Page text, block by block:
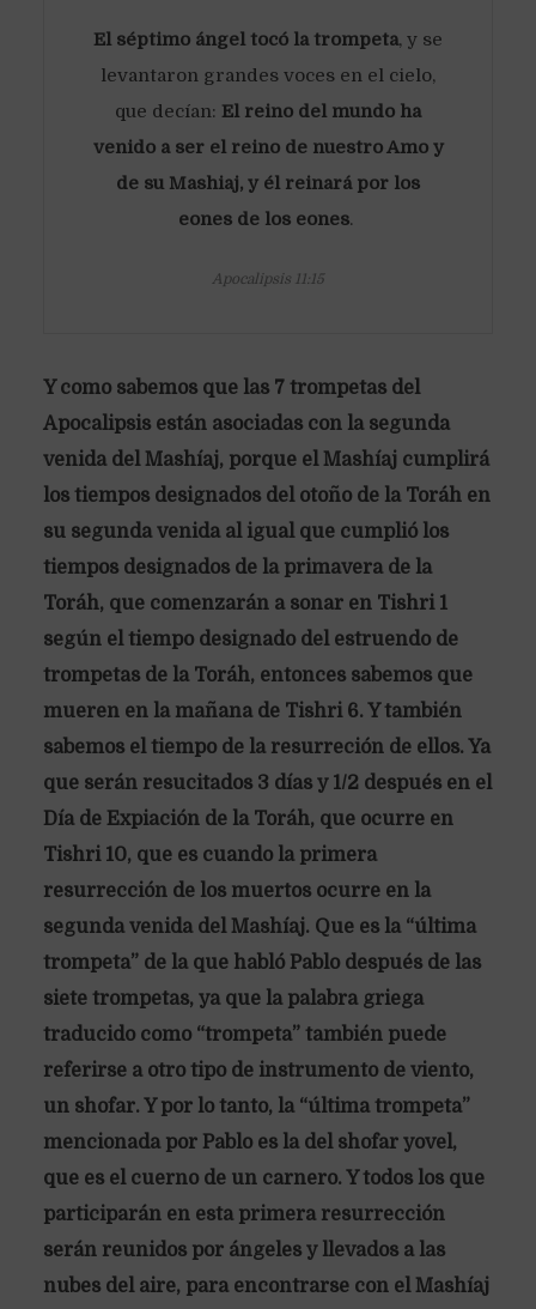
El séptimo ángel tocó la trompeta, y se
levantaron grandes voces en el cielo,
que decían: El reino del mundo ha
venido a ser el reino de nuestro Amo y
de su Mashiaj, y él reinará por los
eones de los eones.
Apocalipsis 11:15
Y como sabemos que las 7 trompetas del
Apocalipsis están asociadas con la segunda
venida del Mashíaj, porque el Mashíaj cumplirá
los tiempos designados del otoño de la Toráh en
su segunda venida al igual que cumplió los
tiempos designados de la primavera de la
Toráh, que comenzarán a sonar en Tishri 1
según el tiempo designado del estruendo de
trompetas de la Toráh, entonces sabemos que
mueren en la mañana de Tishri 6. Y también
sabemos el tiempo de la resurreción de ellos. Ya
que serán resucitados 3 días y 1/2 después en el
Día de Expiación de la Toráh, que ocurre en
Tishri 10, que es cuando la primera
resurrección de los muertos ocurre en la
segunda venida del Mashíaj. Que es la “última
trompeta” de la que habló Pablo después de las
siete trompetas, ya que la palabra griega
traducido como “trompeta” también puede
referirse a otro tipo de instrumento de viento,
un shofar. Y por lo tanto, la “última trompeta”
mencionada por Pablo es la del shofar yovel,
que es el cuerno de un carnero. Y todos los que
participarán en esta primera resurrección
serán reunidos por ángeles y llevados a las
nubes del aire, para encontrarse con el Mashíaj